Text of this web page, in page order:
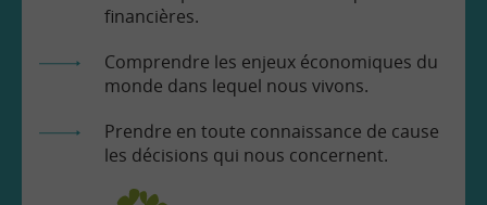
financières.
Comprendre les enjeux économiques du
monde dans lequel nous vivons.
Prendre en toute connaissance de cause
les décisions qui nous concernent.